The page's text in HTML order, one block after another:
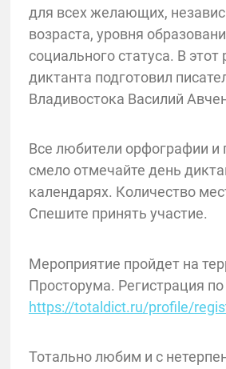
для всех желающих,
возраста, уровня
социального статуса. В этот
диктанта подготовил
Владивостока Василий
Все любители орфографии и
смело отмечайте день
календарях. Количество
Спешите принять участие.
Мероприятие пройдет на
Просторума. Регистрация
https://totaldict.ru/profile/
Тотально любим и с